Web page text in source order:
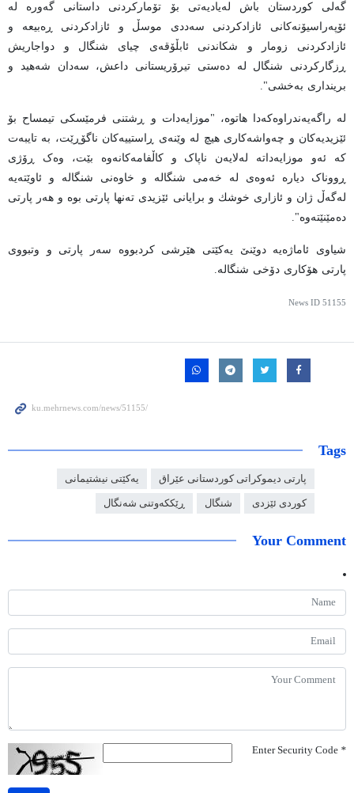
گەلی کوردستان باش لەیادیەتی بۆ تۆماركردنی داستانی گەورە لە
ئۆپەراسیۆنەكانی ئازادكردنی سەددی موسڵ و ئازادكردنی ڕەبیعە و
ئازادكردنی زومار و شكاندنی ئابڵۆقەی چیای شنگال و دواجاریش
ڕزگاركردنی شنگال لە دەستی تیرۆریستانی داعش، سەدان شەهید و
برینداری بەخشی".
له‌ راگه‌یه‌ندراوه‌كه‌دا هاتوه‌، "موزایەدات و ڕشتنی فرمێسكی تیمساح بۆ
ئێزیدیەكان و چەواشەكاری هیچ لە وێنەی ڕاستییەكان ناگۆڕێت، بە تایبەت
کە ئەو موزایەداتە لەلایەن ناپاک و کاڵفامەکانەوە بێت، وەک ڕۆژی
ڕووناک دیارە ئەوەی لە خەمی شنگالە و خاوەنی شنگالە و ئاوێتەیە
لەگەڵ ژان و ئازاری خوشك و برایانی ئێزیدی تەنها پارتی بوە و هەر پارتی
دەمێنێتەوە".
شیاوی ئاماژەیە دوێنێ یەکێتی هێرشی کردبووە سەر پارتی و وتبووی
پارتی هۆکاری دۆخی شنگالە.
News ID 51155
Tags
پارتی دیموکراتی کوردستانی عێراق یەکێتی نیشتیمانی
کوردی ئێزدی شنگال ڕێککەوتنی شەنگال
Your Comment
*